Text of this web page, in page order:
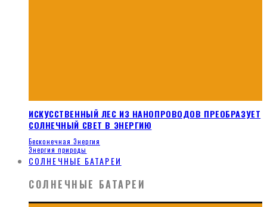
ИСКУССТВЕННЫЙ ЛЕС ИЗ НАНОПРОВОДОВ ПРЕОБРАЗУЕТ
СОЛНЕЧНЫЙ СВЕТ В ЭНЕРГИЮ
Бесконечная Энергия
Энергия природы
СОЛНЕЧНЫЕ БАТАРЕИ
СОЛНЕЧНЫЕ БАТАРЕИ